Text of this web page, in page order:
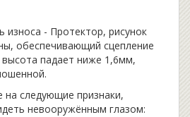
износа - Протектор, рисунок
обеспечивающий сцепление
высота падает ниже 1,6мм,
следующие признаки,
невооружённым глазом: